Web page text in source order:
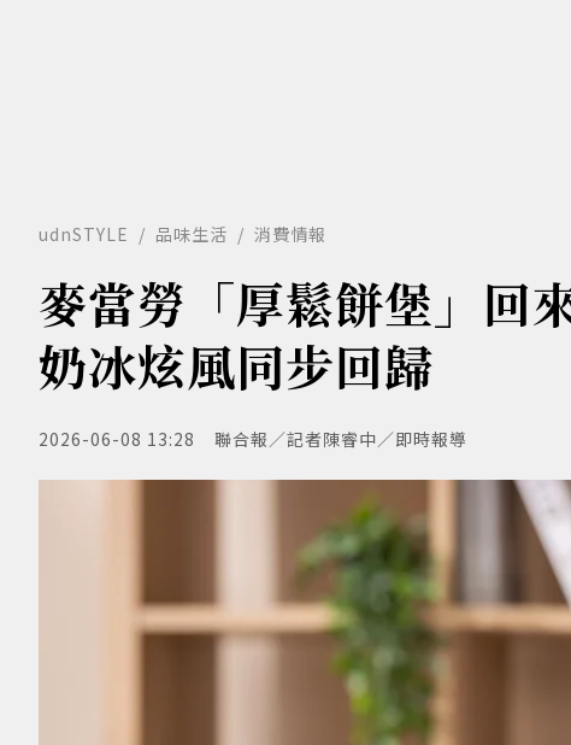
udnSTYLE 品味生活 消費情報
麥當勞「厚鬆餅堡」
奶冰炫風同步回歸
2026-06-08 13:28 聯合報／記者陳睿中／即時報導